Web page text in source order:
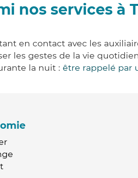
nos services à
en contact avec les
les gestes de la vie
la nuit : être rappelé par